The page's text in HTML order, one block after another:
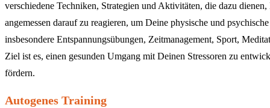
verschiedene Techniken, Strategien und Aktivitäten, die dazu
angemessen darauf zu reagieren, um Deine physische und
insbesondere Entspannungsübungen, Zeitmanagement, Sport,
Ziel ist es, einen gesunden Umgang mit Deinen Stressoren zu
fördern.
Autogenes Training